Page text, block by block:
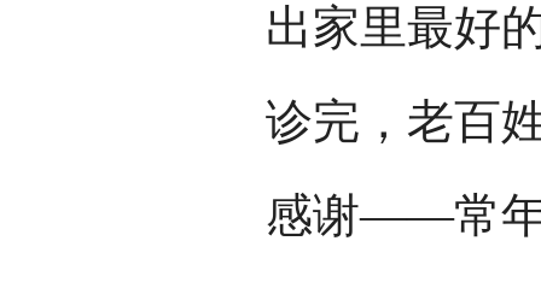
出家里最好
诊完，老百
感谢——常年